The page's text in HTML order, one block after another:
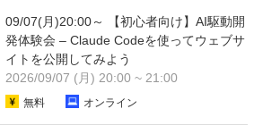
09/07(月)20:00～ 【初心者向け】AI駆動開
発体験会 – Claude Codeを使ってウェブサ
イトを公開してみよう
2026/09/07 (月) 20:00 ~ 21:00
無料 オンライン